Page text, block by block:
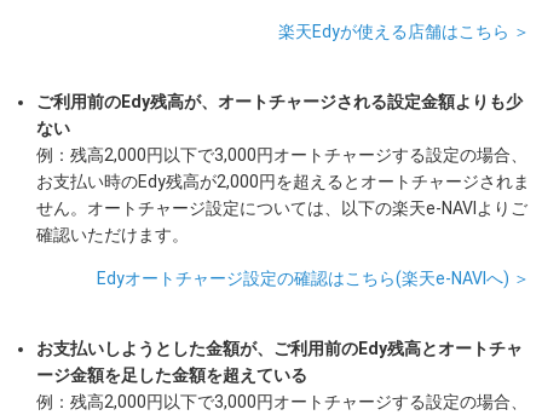
楽天Edyが使える店舗はこちら ＞
ご利用前のEdy残高が、オートチャージされる設定金額よりも少
ない
例：残高2,000円以下で3,000円オートチャージする設定の場合、
お支払い時のEdy残高が2,000円を超えるとオートチャージされま
せん。オートチャージ設定については、以下の楽天e-NAVIよりご
確認いただけます。
Edyオートチャージ設定の確認はこちら(楽天e-NAVIへ) ＞
お支払いしようとした金額が、ご利用前のEdy残高とオートチャ
ージ金額を足した金額を超えている
例：残高2,000円以下で3,000円オートチャージする設定の場合、